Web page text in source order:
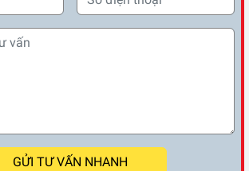
GỬI TƯ VẤN NHANH